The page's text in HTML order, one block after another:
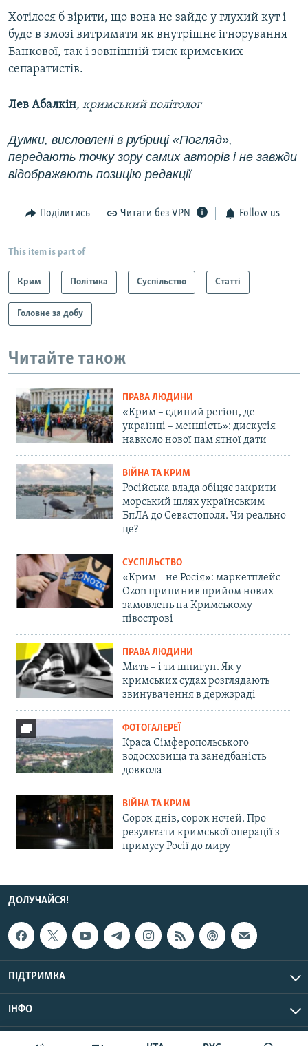
Хотілося б вірити, що вона не зайде у глухий кут і
буде в змозі витримати як внутрішнє ігнорування
Банкової, так і зовнішній тиск кримських
сепаратистів.
Лев Абалкін, кримський політолог
Думки, висловлені в рубриці «Погляд»,
передають точку зору самих авторів і не завжди
відображають позицію редакції
Поділитись Читати без VPN Follow us
This item is part of
Крим Політика Суспільство Статті
Головне за добу
Читайте також
ПРАВА ЛЮДИНИ
«Крим – єдиний регіон, де
українці – меншість»: дискусія
навколо нової пам'ятної дати
ВІЙНА ТА КРИМ
Російська влада обіцяє закрити
морський шлях українським
БпЛА до Севастополя. Чи реально
це?
СУСПІЛЬСТВО
«Крим – не Росія»: маркетплейс
Ozon припинив прийом нових
замовлень на Кримському
півострові
ПРАВА ЛЮДИНИ
Мить – і ти шпигун. Як у
кримських судах розглядають
звинувачення в держзраді
ФОТОГАЛЕРЕЇ
Краса Сімферопольського
водосховища та занедбаність
довкола
ВІЙНА ТА КРИМ
Сорок днів, сорок ночей. Про
результати кримської операції з
примусу Росії до миру
ДОЛУЧАЙСЯ!
ПІДТРИМКА
ІНФО